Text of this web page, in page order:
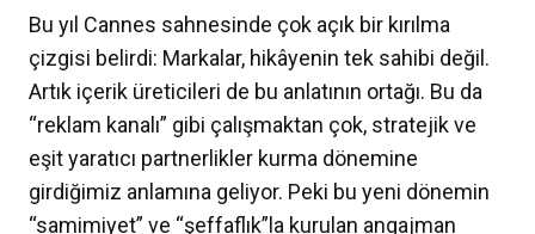
Bu yıl Cannes sahnesinde çok açık bir kırılma
çizgisi belirdi: Markalar, hikâyenin tek sahibi değil.
Artık içerik üreticileri de bu anlatının ortağı. Bu da
“reklam kanalı” gibi çalışmaktan çok, stratejik ve
eşit yaratıcı partnerlikler kurma dönemine
girdiğimiz anlamına geliyor. Peki bu yeni dönemin
“samimiyet” ve “şeffaflık”la kurulan angajman